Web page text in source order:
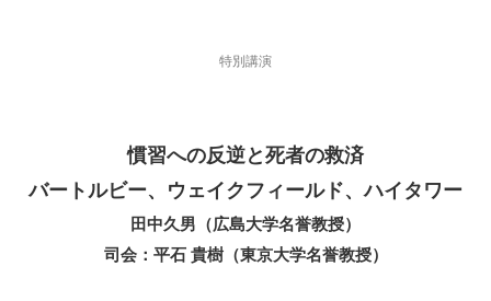
特別講演
慣習への反逆と死者の救済
バートルビー、ウェイクフィールド、ハイタワー
田中久男（広島大学名誉教授）
司会：平石 貴樹（東京大学名誉教授）